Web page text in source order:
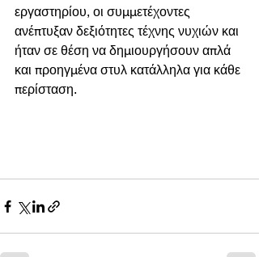
εργαστηρίου, οι συμμετέχοντες
ανέπτυξαν δεξιότητες τέχνης νυχιών και
ήταν σε θέση να δημιουργήσουν απλά
και προηγμένα στυλ κατάλληλα για κάθε
περίσταση.